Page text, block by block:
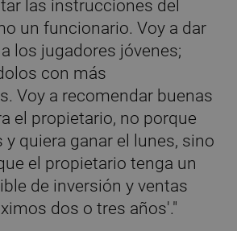
las instrucciones del
un funcionario. Voy a dar
los jugadores jóvenes;
con más
Voy a recomendar buenas
el propietario, no porque
y quiera ganar el lunes, sino
el propietario tenga un
de inversión y ventas
dos o tres años'."